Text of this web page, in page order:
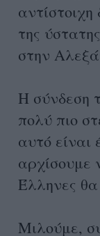
της
στην
Η σύνδεση
πολύ πιο
αυτό
αρχίσουμε
Έλληνες
Μιλούμε,